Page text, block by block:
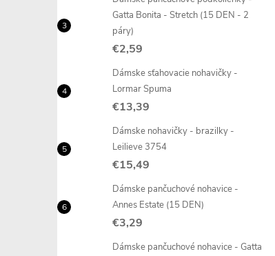
Gatta Bonita - Stretch (15 DEN - 2
páry)
€2,59
Dámske sťahovacie nohavičky -
Lormar Spuma
€13,39
Dámske nohavičky - brazilky -
Leilieve 3754
€15,49
Dámske pančuchové nohavice -
Annes Estate (15 DEN)
€3,29
Dámske pančuchové nohavice - Gatta